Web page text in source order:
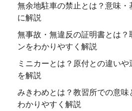
無余地駐車の禁止とは？意味・
に解説
無事故・無違反の証明書とは？
ンをわかりやすく解説
ミニカーとは？原付との違い
を解説
みきわめとは？教習所での意味
わかりやすく解説